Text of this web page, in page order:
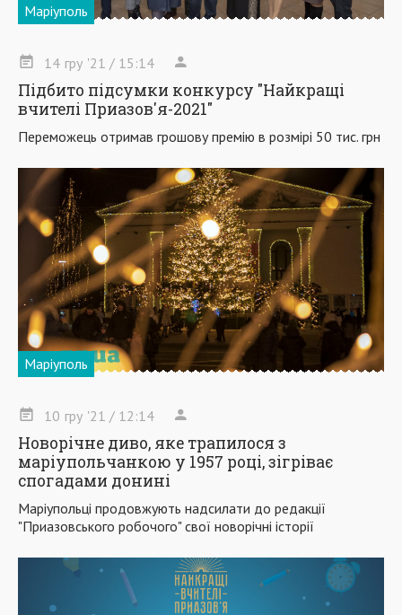
Маріуполь
14 гру '21 / 15:14
Підбито підсумки конкурсу "Найкращі
вчителі Приазов'я-2021"
Переможець отримав грошову премію в розмірі 50 тис. грн
Маріуполь
10 гру '21 / 12:14
Новорічне диво, яке трапилося з
маріупольчанкою у 1957 році, зігріває
спогадами донині
Маріупольці продовжують надсилати до редакції
"Приазовського робочого" свої новорічні історії